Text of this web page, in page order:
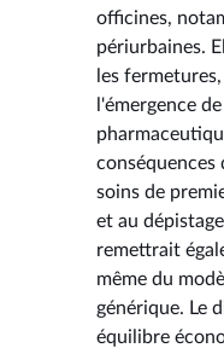
officines,
périurbaines.
les
l'émergence
conséquences
soins de
et au
remettrait
même du
générique. Le
équilibre